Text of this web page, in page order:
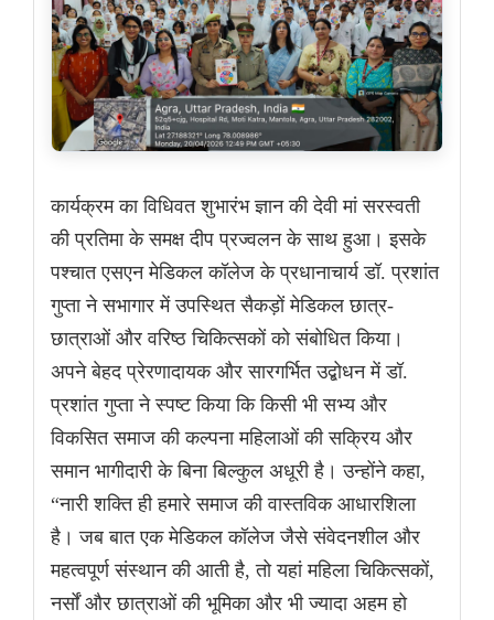
कार्यक्रम का विधिवत शुभारंभ ज्ञान की देवी मां सरस्वती
की प्रतिमा के समक्ष दीप प्रज्वलन के साथ हुआ। इसके
पश्चात एसएन मेडिकल कॉलेज के प्रधानाचार्य डॉ. प्रशांत
गुप्ता ने सभागार में उपस्थित सैकड़ों मेडिकल छात्र-
छात्राओं और वरिष्ठ चिकित्सकों को संबोधित किया।
अपने बेहद प्रेरणादायक और सारगर्भित उद्बोधन में डॉ.
प्रशांत गुप्ता ने स्पष्ट किया कि किसी भी सभ्य और
विकसित समाज की कल्पना महिलाओं की सक्रिय और
समान भागीदारी के बिना बिल्कुल अधूरी है। उन्होंने कहा,
“नारी शक्ति ही हमारे समाज की वास्तविक आधारशिला
है। जब बात एक मेडिकल कॉलेज जैसे संवेदनशील और
महत्वपूर्ण संस्थान की आती है, तो यहां महिला चिकित्सकों,
नर्सों और छात्राओं की भूमिका और भी ज्यादा अहम हो